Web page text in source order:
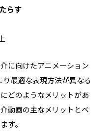
らす
に向けたアニメーション
最適な表現方法が異なる
どのようなメリットがあ
動画の主なメリットとベ
す。